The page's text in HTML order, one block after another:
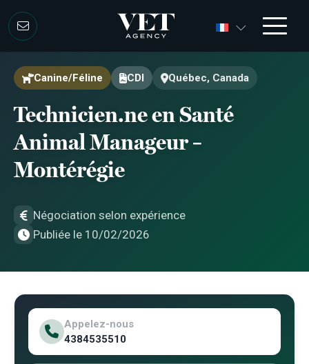
Canine/Féline CDI Québec, Canada
Technicien.ne en Santé
Animal Manageur –
Montérégie
Négociation selon expérience
Publiée le 10/02/2026
Appelez-nous
4384535510